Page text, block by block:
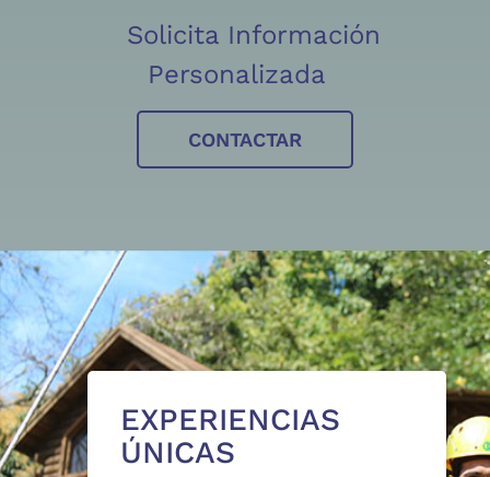
Solicita Información
Personalizada
CONTACTAR
EXPERIENCIAS
ÚNICAS